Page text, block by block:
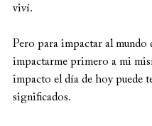
viví.
Pero para impactar al mundo
impactarme primero a mi
impacto el día de hoy puede
significados.